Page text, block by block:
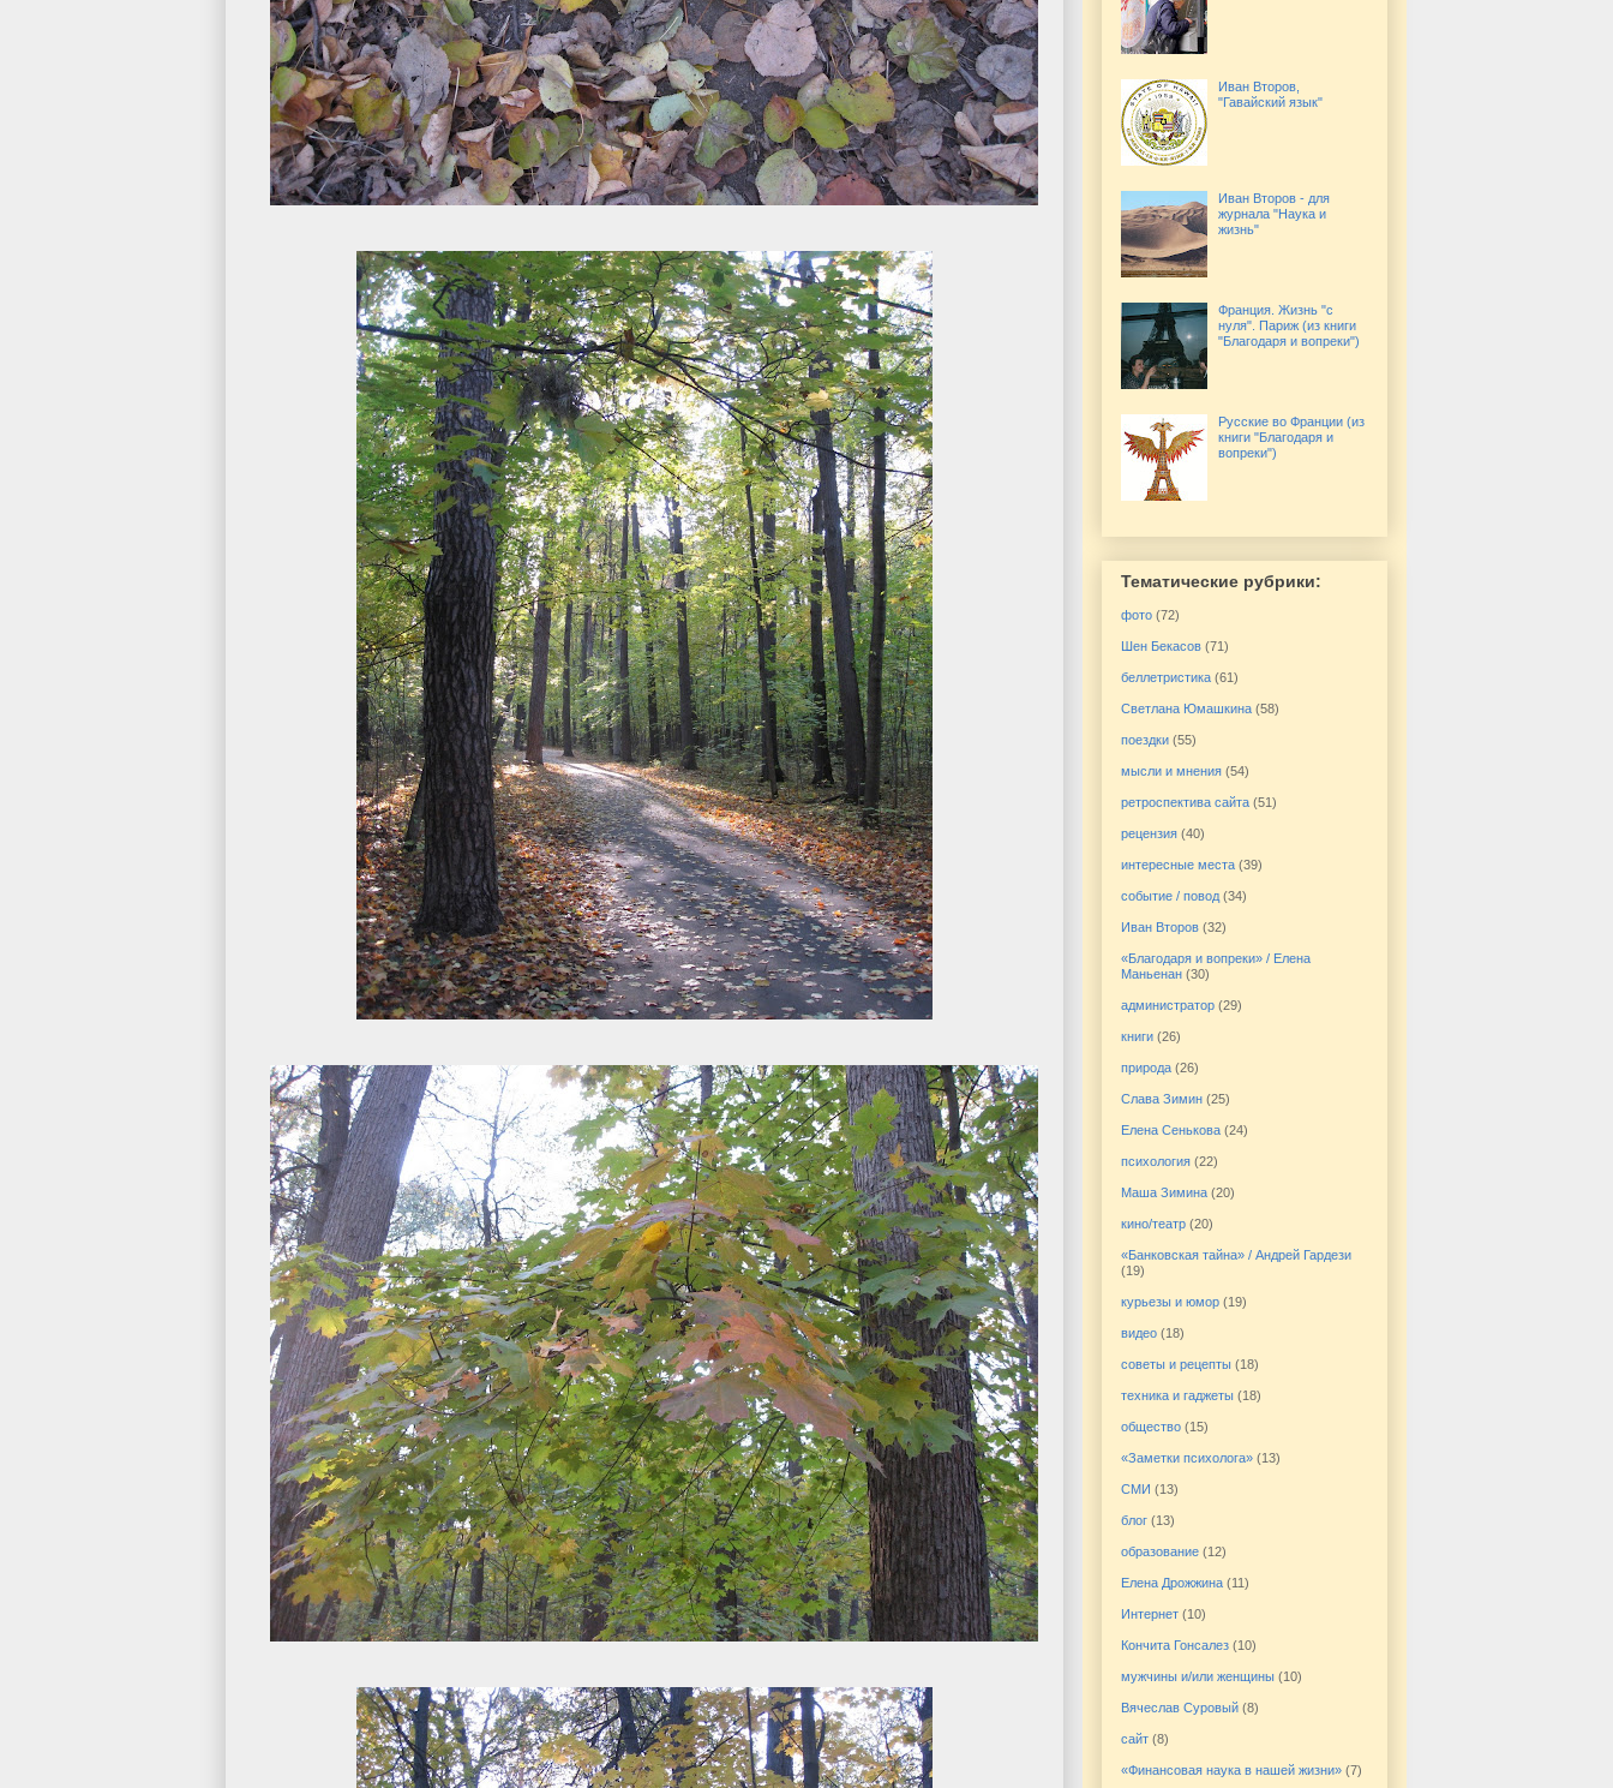
Иван Второв,
"Гавайский язык"
Иван Второв - для
журнала "Наука и
жизнь"
Франция. Жизнь "с
нуля". Париж (из книги
"Благодаря и вопреки")
Русские во Франции (из
книги "Благодаря и
вопреки")
Тематические рубрики:
фото (72)
Шен Бекасов (71)
беллетристика (61)
Светлана Юмашкина (58)
поездки (55)
мысли и мнения (54)
ретроспектива сайта (51)
рецензия (40)
интересные места (39)
событие / повод (34)
Иван Второв (32)
«Благодаря и вопреки» / Елена
Маньенан (30)
администратор (29)
книги (26)
природа (26)
Слава Зимин (25)
Елена Сенькова (24)
психология (22)
Маша Зимина (20)
кино/театр (20)
«Банковская тайна» / Андрей Гардези
(19)
курьезы и юмор (19)
видео (18)
советы и рецепты (18)
техника и гаджеты (18)
общество (15)
«Заметки психолога» (13)
СМИ (13)
блог (13)
образование (12)
Елена Дрожжина (11)
Интернет (10)
Кончита Гонсалез (10)
мужчины и/или женщины (10)
Вячеслав Суровый (8)
сайт (8)
«Финансовая наука в нашей жизни» (7)